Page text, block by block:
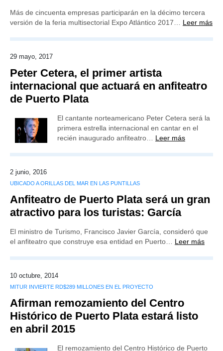
Más de cincuenta empresas participarán en la décimo tercera
versión de la feria multisectorial Expo Atlántico 2017… Leer más
29 mayo, 2017
Peter Cetera, el primer artista
internacional que actuará en anfiteatro
de Puerto Plata
El cantante norteamericano Peter Cetera será la
primera estrella internacional en cantar en el
recién inaugurado anfiteatro… Leer más
2 junio, 2016
UBICADO A ORILLAS DEL MAR EN LAS PUNTILLAS
Anfiteatro de Puerto Plata será un gran
atractivo para los turistas: García
El ministro de Turismo, Francisco Javier García, consideró que
el anfiteatro que construye esa entidad en Puerto… Leer más
10 octubre, 2014
MITUR INVIERTE RD$289 MILLONES EN EL PROYECTO
Afirman remozamiento del Centro
Histórico de Puerto Plata estará listo
en abril 2015
El remozamiento del Centro Histórico de Puerto